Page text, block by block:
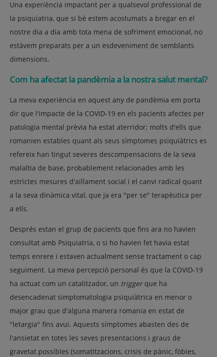
Una experiència impactant per a qualsevol professional de
la psiquiatria, que si bé estem acostumats a bregar en el
nostre dia a dia amb tota mena de sofriment emocional, no
estàvem preparats per a un esdeveniment de semblants
dimensions.
Com ha afectat la pandèmia a la nostra salut mental?
La meva experiència en aquest any de pandèmia em porta
dir que l'impacte de la COVID-19 en els pacients afectes per
patologia mental prèvia ha estat aterridor; molts d'ells que
romanien estables quant als seus símptomes psiquiàtrics es
refereix han tingut severes descompensacions de la seva
malaltia de base, probablement relacionades amb les
estrictes mesures d'aïllament social i el canvi radical quant
a la seva dinàmica vital, que ja era "per se" terapèutica per
a ells.
Després estan el grup de pacients que fins ara no havien
consultat amb Psiquiatria, o si ho havien fet havia estat
temps enrere i estaven actualment sense tractament o cap
seguiment. La meva percepció personal és que la COVID-19
ha actuat com un catalitzador, un triggerque ha
desencadenat simptomatologia psiquiàtrica en menor o
major grau que d'alguna manera romania en estat de
"letargia" fins avui. Aquests símptomes abasten des de
l'ansietat en totes les seves presentacions i graus de
gravetat possibles (somatitzacions, crisis de pànic, fòbies,